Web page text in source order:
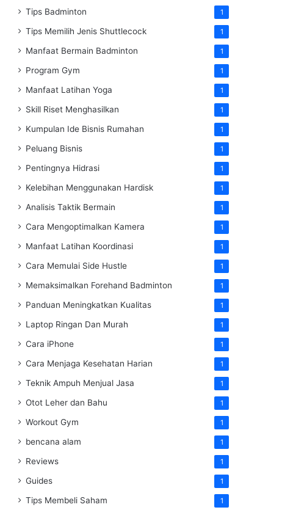
Tips Badminton 1
Tips Memilih Jenis Shuttlecock 1
Manfaat Bermain Badminton 1
Program Gym 1
Manfaat Latihan Yoga 1
Skill Riset Menghasilkan 1
Kumpulan Ide Bisnis Rumahan 1
Peluang Bisnis 1
Pentingnya Hidrasi 1
Kelebihan Menggunakan Hardisk 1
Analisis Taktik Bermain 1
Cara Mengoptimalkan Kamera 1
Manfaat Latihan Koordinasi 1
Cara Memulai Side Hustle 1
Memaksimalkan Forehand Badminton 1
Panduan Meningkatkan Kualitas 1
Laptop Ringan Dan Murah 1
Cara iPhone 1
Cara Menjaga Kesehatan Harian 1
Teknik Ampuh Menjual Jasa 1
Otot Leher dan Bahu 1
Workout Gym 1
bencana alam 1
Reviews 1
Guides 1
Tips Membeli Saham 1